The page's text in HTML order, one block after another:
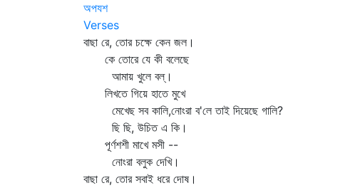
অপযশ
Verses
বাছা রে, তোর চক্ষে কেন জল।
কে তোরে যে কী বলেছে
আমায় খুলে বল্‌।
লিখতে গিয়ে হাতে মুখে
মেখেছ সব কালি,নোংরা ব'লে তাই দিয়েছে গালি?
ছি ছি, উচিত এ কি।
পূর্ণশশী মাখে মসী --
নোংরা বলুক দেখি।
বাছা রে, তোর সবাই ধরে দোষ।